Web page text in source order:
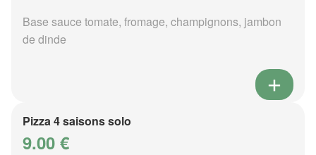
Base sauce tomate, fromage, champignons, jambon
de dinde
Pizza 4 saisons solo
9.00 €